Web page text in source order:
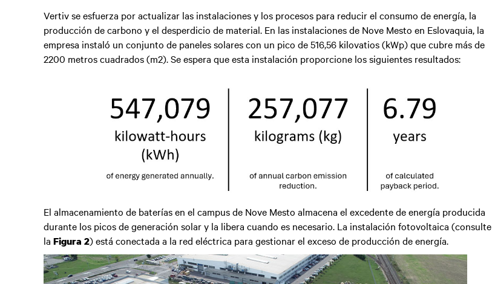
Vertiv se esfuerza por actualizar las instalaciones y los procesos para reducir el consumo de energía, la
producción de carbono y el desperdicio de material. En las instalaciones de Nove Mesto en Eslovaquia, la
empresa instaló un conjunto de paneles solares con un pico de 516,56 kilovatios (kWp) que cubre más de
2200 metros cuadrados (m2). Se espera que esta instalación proporcione los siguientes resultados:
El almacenamiento de baterías en el campus de Nove Mesto almacena el excedente de energía producida
durante los picos de generación solar y la libera cuando es necesario. La instalación fotovoltaica (consulte
la Figura 2) está conectada a la red eléctrica para gestionar el exceso de producción de energía.